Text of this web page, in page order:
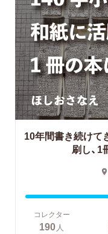
10年間書き続けて
刷し、
コレクター
190 人